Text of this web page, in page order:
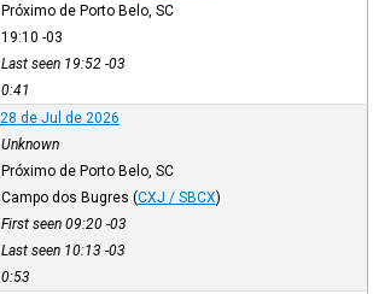
Próximo de Porto Belo, SC
19:10 -03
Last seen 19:52 -03
0:41
28 de Jul de 2026
Unknown
Próximo de Porto Belo, SC
Campo dos Bugres (CXJ / SBCX)
First seen 09:20 -03
Last seen 10:13 -03
0:53